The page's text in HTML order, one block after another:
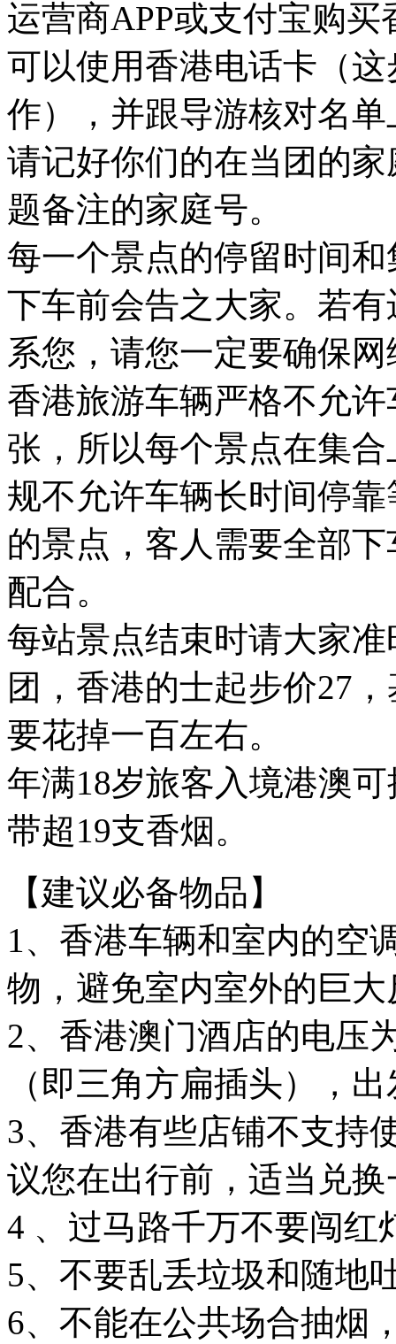
运营商APP或支付宝购
可以使用香港电话卡（
作），并跟导游核对名
请记好你们的在当团的
题备注的家庭号。
每一个景点的停留时间
下车前会告之大家。若
系您，请您一定要确保
香港旅游车辆严格不允
张，所以每个景点在集
规不允许车辆长时间停
的景点，客人需要全部
配合。
每站景点结束时请大家
团，香港的士起步价27
要花掉一百左右。
年满18岁旅客入境港澳
带超19支香烟。
【建议必备物品】
1、香港车辆和室内的空
物，避免室内室外的巨
2、香港澳门酒店的电压
（即三角方扁插头），
3、香港有些店铺不支持
议您在出行前，适当兑
4 、过马路千万不要闯红
5、不要乱丢垃圾和随地
6、不能在公共场合抽烟